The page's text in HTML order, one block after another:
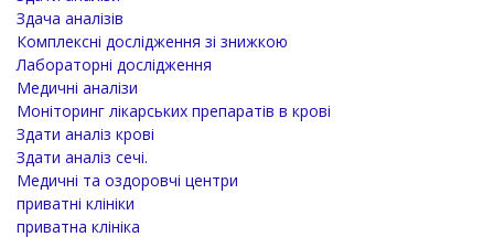
Здача аналізів
Комплексні дослідження зі знижкою
Лабораторні дослідження
Медичні аналізи
Моніторинг лікарських препаратів в крові
Здати аналіз крові
Здати аналіз сечі.
Медичні та оздоровчі центри
приватні клініки
приватна клініка